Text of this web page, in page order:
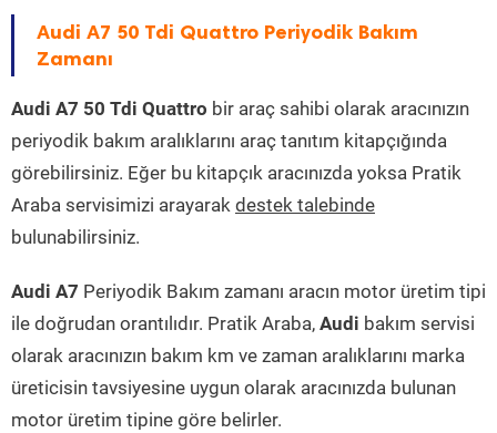
Audi A7 50 Tdi Quattro Periyodik Bakım
Zamanı
Audi A7 50 Tdi Quattro bir araç sahibi olarak aracınızın
periyodik bakım aralıklarını araç tanıtım kitapçığında
görebilirsiniz. Eğer bu kitapçık aracınızda yoksa Pratik
Araba servisimizi arayarak destek talebinde
bulunabilirsiniz.
Audi A7 Periyodik Bakım zamanı aracın motor üretim tipi
ile doğrudan orantılıdır. Pratik Araba, Audi bakım servisi
olarak aracınızın bakım km ve zaman aralıklarını marka
üreticisin tavsiyesine uygun olarak aracınızda bulunan
motor üretim tipine göre belirler.